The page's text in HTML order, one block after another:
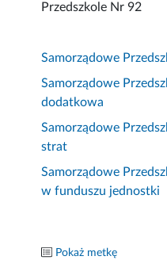
Przedszkole Nr 92
Samorządowe
Samorządowe
dodatkowa
Samorządowe
strat
Samorządowe
w funduszu jednostki
Pokaż metkę